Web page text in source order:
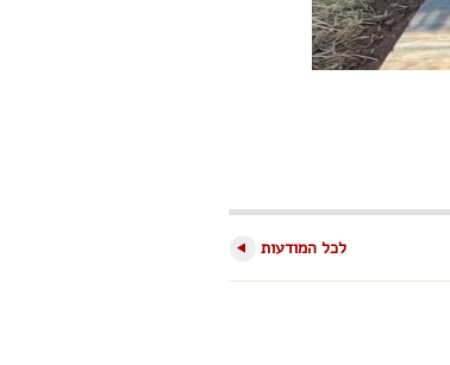
לכל המודעות